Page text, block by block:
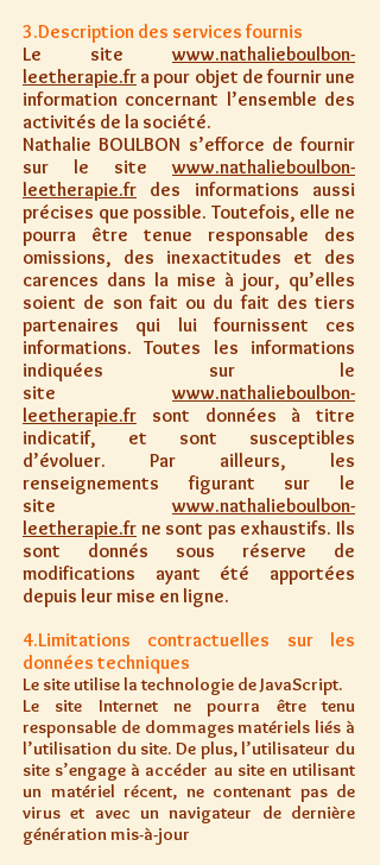
3.Description des services fournis
Le sitewww.nathalieboulbon-
leetherapie.fr a pour objet de fournir une
information concernant l’ensemble des
activités de la société.
Nathalie BOULBON s’efforce de fournir
sur le sitewww.nathalieboulbon-
leetherapie.fr des informations aussi
précises que possible. Toutefois, elle ne
pourra être tenue responsable des
omissions, des inexactitudes et des
carences dans la mise à jour, qu’elles
soient de son fait ou du fait des tiers
partenaires qui lui fournissent ces
informations. Toutes les informations
indiquées sur le
sitewww.nathalieboulbon-
leetherapie.fr sont données à titre
indicatif, et sont susceptibles
d’évoluer. Par ailleurs, les
renseignements figurant sur le
sitewww.nathalieboulbon-
leetherapie.fr ne sont pas exhaustifs. Ils
sont donnés sous réserve de
modifications ayant été apportées
depuis leur mise en ligne.
4.Limitations contractuelles sur les
données techniques
Le site utilise la technologie de JavaScript.
Le site Internet ne pourra être tenu
responsable de dommages matériels liés à
l’utilisation du site. De plus, l’utilisateur du
site s’engage à accéder au site en utilisant
un matériel récent, ne contenant pas de
virus et avec un navigateur de dernière
génération mis-à-jour